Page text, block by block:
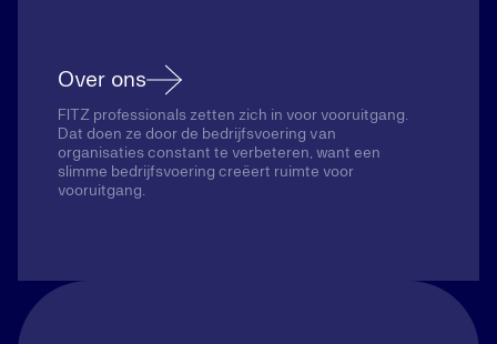
Over ons
FITZ professionals zetten zich in voor vooruitgang.
Dat doen ze door de bedrijfsvoering van
organisaties constant te verbeteren, want een
slimme bedrijfsvoering creëert ruimte voor
vooruitgang.